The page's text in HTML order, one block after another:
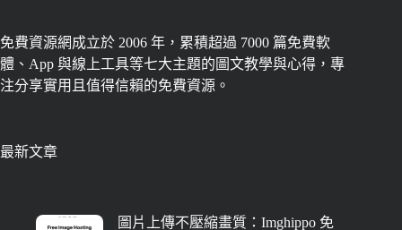
免費資源網成立於 2006 年，累積超過 7000 篇免費軟
體、App 與線上工具等七大主題的圖文教學與心得，專
注分享實用且值得信賴的免費資源。
最新文章
圖片上傳不壓縮畫質：Imghippo 免